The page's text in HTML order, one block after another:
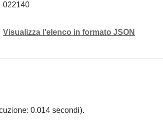
022140
Visualizza l'elenco in formato JSON
0.014 secondi).